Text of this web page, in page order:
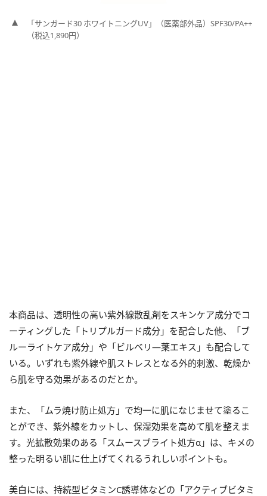
「サンガード30 ホワイトニングUV」（医薬部外品）SPF30/PA++
（税込1,890円）
本商品は、透明性の高い紫外線散乱剤をスキンケア成分でコ
ーティングした「トリプルガード成分」を配合した他、「ブ
ルーライトケア成分」や「ビルベリ―葉エキス」も配合して
いる。いずれも紫外線や肌ストレスとなる外的刺激、乾燥か
ら肌を守る効果があるのだとか。
また、「ムラ焼け防止処方」で均一に肌になじませて塗るこ
とができ、紫外線をカットし、保湿効果を高めて肌を整えま
す。光拡散効果のある「スムースブライト処方α」は、キメの
整った明るい肌に仕上げてくれるうれしいポイントも。
美白には、持続型ビタミンC誘導体などの「アクティブビタミ